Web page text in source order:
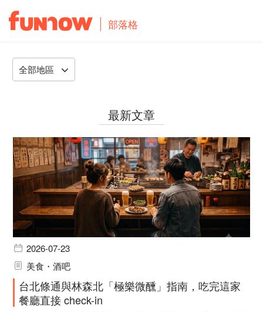
部落格
全部地區
最新文章
2026-07-23
美食・酒吧
台北條通與林森北「極樂微醺」指南，吃完這家
餐廳直接 check-in